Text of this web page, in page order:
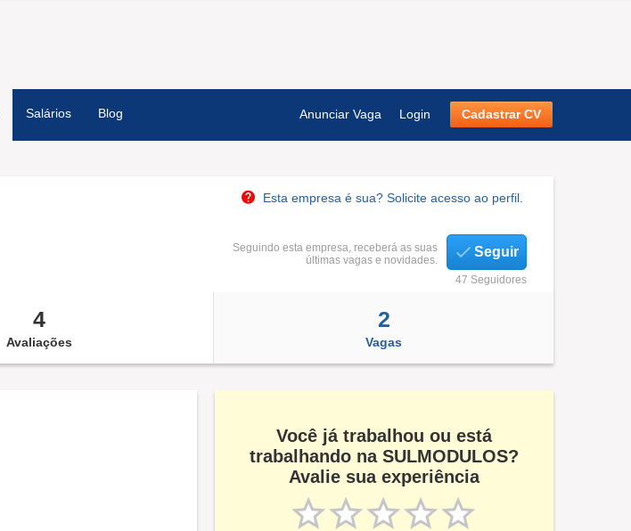
Salários Blog Anunciar Vaga Login Cadastrar CV
Esta empresa é sua? Solicite acesso ao perfil.
Seguindo esta empresa, receberá as suas
últimas vagas e novidades.
Seguir
47 Seguidores
4
Avaliações
2
Vagas
Você já trabalhou ou está
trabalhando na SULMODULOS?
Avalie sua experiência